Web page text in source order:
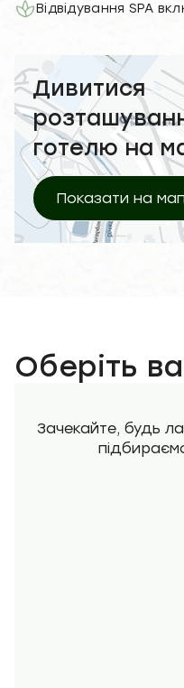
Відвідування SPA
Дивитися
готелю на
Показати на
Оберіть
Зачекайте, будь